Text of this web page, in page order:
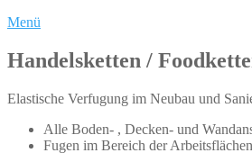
Menü
Handelsketten /
Elastische Verfugung im Neubau und
Alle Boden- , Decken- und
Fugen im Bereich der Arbeitsflächen